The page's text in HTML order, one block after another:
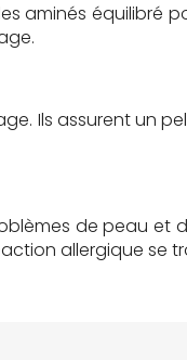
aminés équilibré
Ils assurent un
de peau et
allergique se